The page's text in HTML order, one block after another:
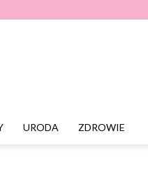
URODA ZDROWIE